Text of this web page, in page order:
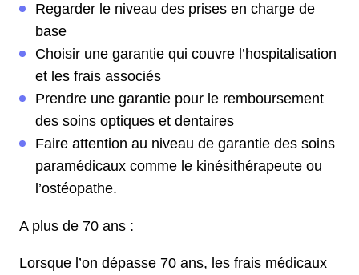
Regarder le niveau des prises en charge de
base
Choisir une garantie qui couvre l’hospitalisation
et les frais associés
Prendre une garantie pour le remboursement
des soins optiques et dentaires
Faire attention au niveau de garantie des soins
paramédicaux comme le kinésithérapeute ou
l’ostéopathe.
A plus de 70 ans :
Lorsque l’on dépasse 70 ans, les frais médicaux